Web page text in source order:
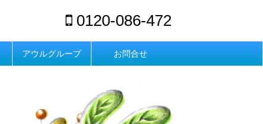
0120-086-472
アウルグループ お問合せ